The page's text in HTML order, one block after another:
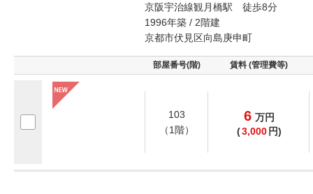
京阪宇治線観月橋駅 徒歩8分
1996年築 / 2階建
京都市伏見区向島庚申町
部屋番号(階) 賃料 (管理費等)
103
（1階）
6 万円
(3,000 円)